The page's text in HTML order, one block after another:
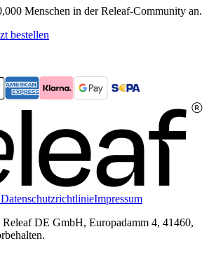
Menschen in der Releaf-Community an.
bestellen
DatenschutzrichtlinieImpressum
DE GmbH, Europadamm 4, 41460,